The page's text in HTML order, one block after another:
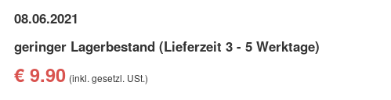
08.06.2021
geringer Lagerbestand (Lieferzeit 3 - 5 Werktage)
€ 9.90 (inkl. gesetzl. USt.)